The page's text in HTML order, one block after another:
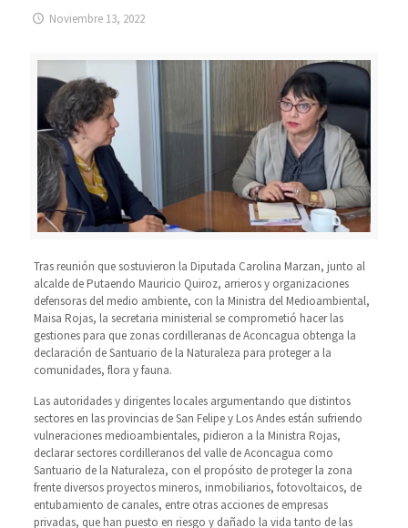
Noviembre 13, 2022
Tras reunión que sostuvieron la Diputada Carolina Marzan, junto al
alcalde de Putaendo Mauricio Quiroz, arrieros y organizaciones
defensoras del medio ambiente, con la Ministra del Medioambiental,
Maisa Rojas, la secretaria ministerial se comprometió hacer las
gestiones para que zonas cordilleranas de Aconcagua obtenga la
declaración de Santuario de la Naturaleza para proteger a la
comunidades, flora y fauna.
Las autoridades y dirigentes locales argumentando que distintos
sectores en las provincias de San Felipe y Los Andes están sufriendo
vulneraciones medioambientales, pidieron a la Ministra Rojas,
declarar sectores cordilleranos del valle de Aconcagua como
Santuario de la Naturaleza, con el propósito de proteger la zona
frente diversos proyectos mineros, inmobiliarios, fotovoltaicos, de
entubamiento de canales, entre otras acciones de empresas
privadas, que han puesto en riesgo y dañado la vida tanto de las